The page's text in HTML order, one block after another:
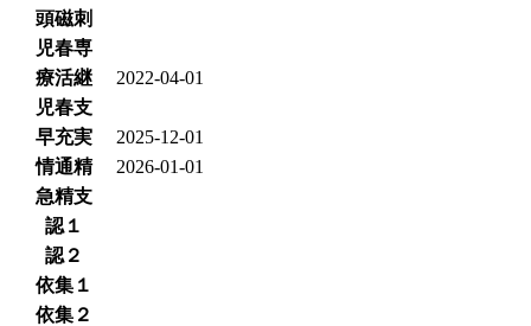
頭磁刺
児春専
療活継
2022-04-01
児春支
早充実
2025-12-01
情通精
2026-01-01
急精支
認１
認２
依集１
依集２